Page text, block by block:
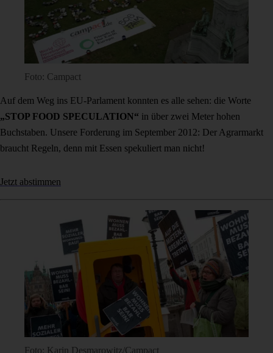
Foto: Campact
Auf dem Weg ins EU-Parlament konnten es alle sehen: die Worte
„STOP FOOD SPECULATION“ in über zwei Meter hohen
Buchstaben. Unsere Forderung im September 2012: Der Agrarmarkt
braucht Regeln, denn mit Essen spekuliert man nicht!
Jetzt abstimmen
Foto: Karin Desmarowitz/Campact